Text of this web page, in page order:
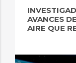
AVANCES
AIRE QUE